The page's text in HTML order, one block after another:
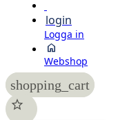
login
Logga in
home
Webshop
shopping_cart
star